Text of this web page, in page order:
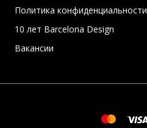
Политика конфиденциальности
10 лет Barcelona Design
Вакансии